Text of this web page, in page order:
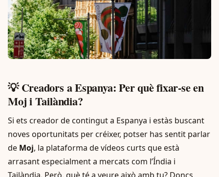
💡 Creadors a Espanya: Per què fixar-se en
Moj i Tailàndia?
Si ets creador de contingut a Espanya i estàs buscant
noves oportunitats per créixer, potser has sentit parlar
de Moj, la plataforma de vídeos curts que està
arrasant especialment a mercats com l’Índia i